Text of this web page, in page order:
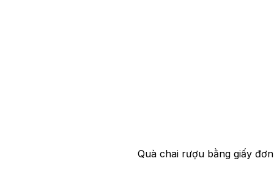
Quà chai rượu bằng giấy